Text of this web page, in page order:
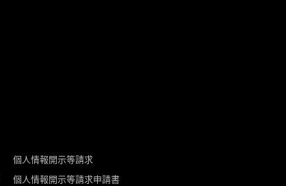
個人情報開示等請求
個人情報開示等請求申請書